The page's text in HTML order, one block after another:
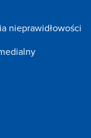
nieprawidłowości